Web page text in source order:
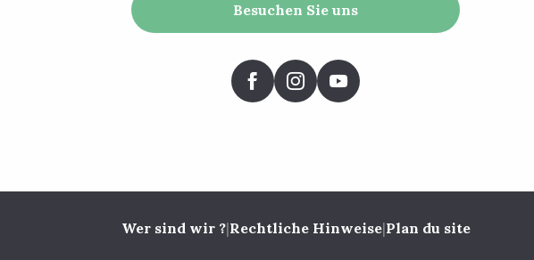
Besuchen Sie uns
Wer sind wir ?|Rechtliche Hinweise|Plan du site